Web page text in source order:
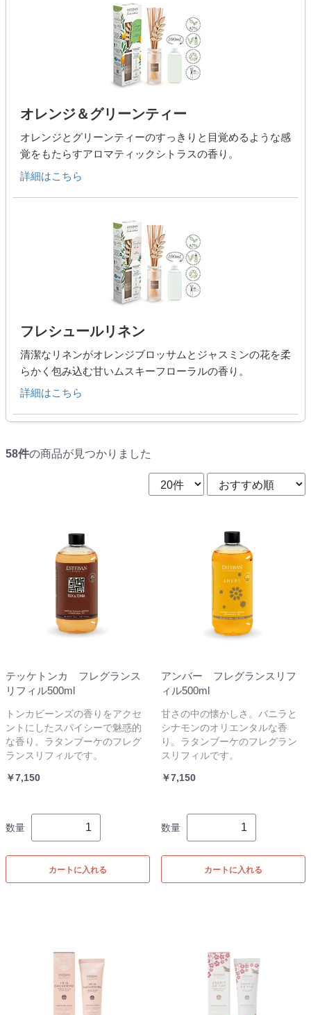
オレンジ＆グリーンティー
オレンジとグリーンティーのすっきりと目覚めるような感
覚をもたらすアロマティックシトラスの香り。
詳細はこちら
フレシュールリネン
清潔なリネンがオレンジブロッサムとジャスミンの花を柔
らかく包み込む甘いムスキーフローラルの香り。
詳細はこちら
58件の商品が見つかりました
テッケトンカ フレグランス
リフィル500ml
トンカビーンズの香りをアクセ
ントにしたスパイシーで魅惑的
な香り。ラタンブーケのフレグ
ランスリフィルです。
￥7,150
数量
カートに入れる
アンバー フレグランスリフ
ィル500ml
甘さの中の懐かしさ。バニラと
シナモンのオリエンタルな香
り。ラタンブーケのフレグラン
スリフィルです。
￥7,150
数量
カートに入れる